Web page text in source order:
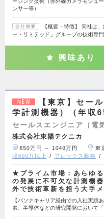
ンサー等）…
会社概要
【概要・特徴】 同社は
ー・リミテッド」グループの技術専
興味あり
NEW
【東京】セー
学計測機器）（年収
セールスエンジニア（電
株式会社東陽テクニカ
650万円 ～ 1049万円 東
収600万以上
フレックス勤務
★プライム市場：あらゆ
の発展に不可欠な計測機
外で技術革新を担う大手
【パソナキャリア経由での入社実績
素、半導体などの研究開発において